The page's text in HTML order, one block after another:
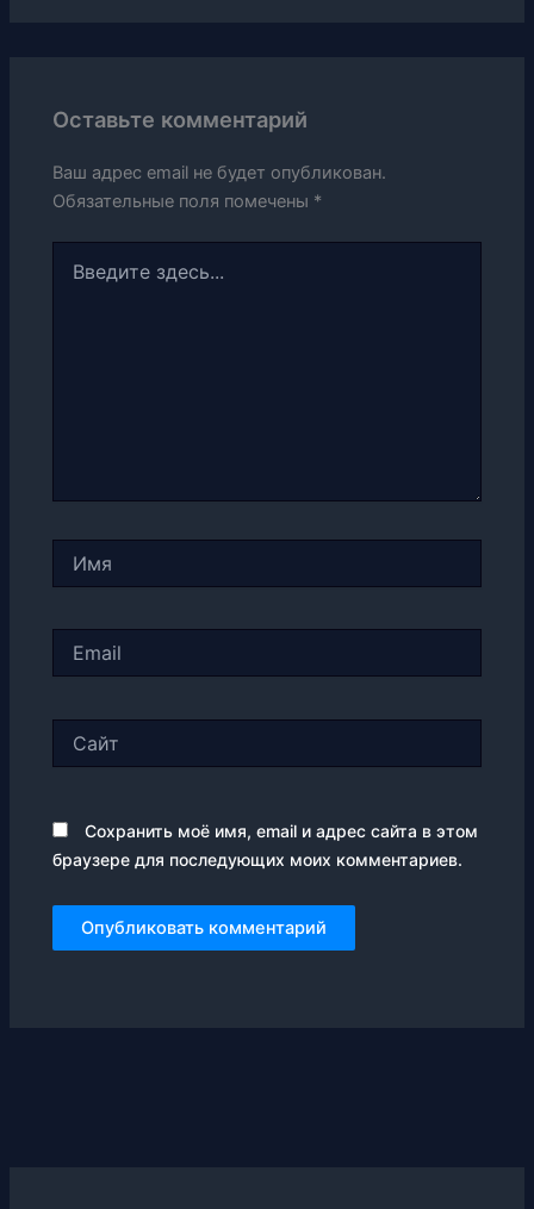
Оставьте комментарий
Ваш адрес email не будет опубликован.
Обязательные поля помечены *
здесь...
Сохранить моё имя, email и адрес сайта в этом
браузере для последующих моих комментариев.